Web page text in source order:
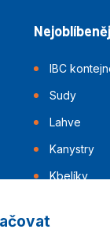
IBC
Sudy
Lahve
Kanystry
Kbelíky